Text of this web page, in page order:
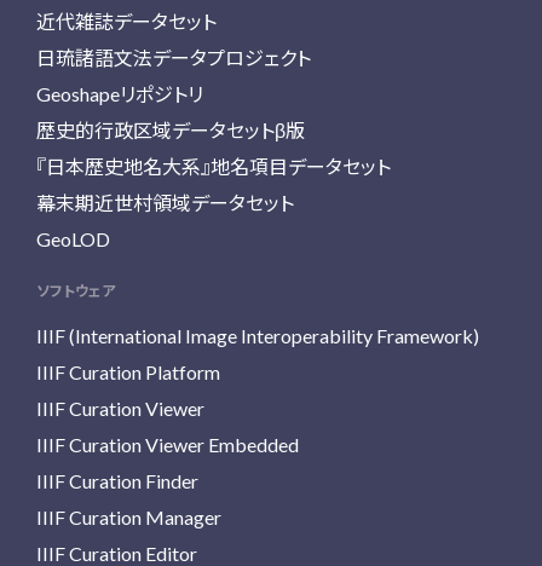
近代雑誌データセット
日琉諸語文法データプロジェクト
Geoshapeリポジトリ
歴史的行政区域データセットβ版
『日本歴史地名大系』地名項目データセット
幕末期近世村領域データセット
GeoLOD
ソフトウェア
IIIF (International Image Interoperability Framework)
IIIF Curation Platform
IIIF Curation Viewer
IIIF Curation Viewer Embedded
IIIF Curation Finder
IIIF Curation Manager
IIIF Curation Editor